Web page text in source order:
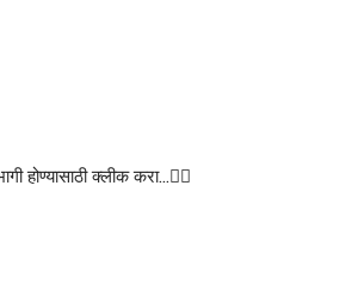
होण्यासाठी क्लीक करा…👆🏻